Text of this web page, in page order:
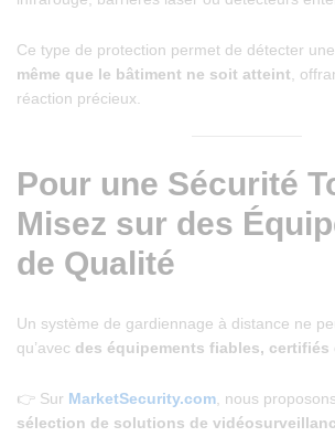
Ce type de protection permet de détecter
même que le bâtiment ne soit atteint ,
réaction précieux.
Pour une Sécurité
Misez sur des
de Qualité
Un système de gardiennage à distance ne
qu’avec des équipements fiables, certifiés
👉 Sur MarketSecurity.com , nous
sélection de solutions de